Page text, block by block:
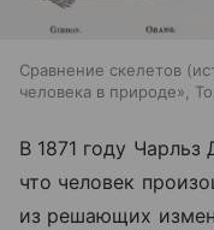
Сравнение скелетов
человека в природе»,
В 1871 году Чарльз
что человек
из решающих